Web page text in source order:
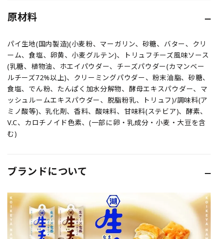
原材料
パイ生地(国内製造)(小麦粉、マーガリン、砂糖、バター、クリ
ーム、食塩、卵黄、小麦グルテン)、トリュフチーズ風味ソース
(乳糖、植物油、ホエイパウダー、チーズパウダー(カマンベー
ルチーズ72%以上)、クリーミングパウダー、粉末油脂、砂糖、
食塩、でん粉、たんぱく加水分解物、酵母エキスパウダー、マ
ッシュルームエキスパウダー、脱脂粉乳、トリュフ)/調味料(ア
ミノ酸等)、乳化剤、香料、酸味料、甘味料(ステビア)、酵素、
V.C、カロチノイド色素、(一部に卵・乳成分・小麦・大豆を含
む)
ブランドについて